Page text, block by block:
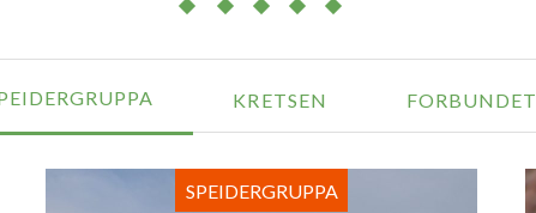
KRETSEN FORBUNDET
SPEIDERGRUPPA